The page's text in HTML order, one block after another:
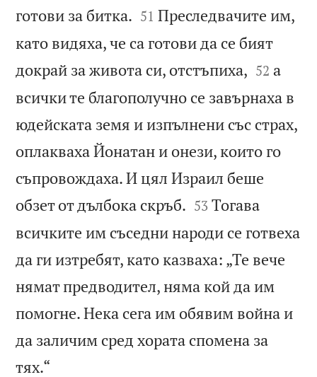
готови за битка. 

51 Преследвачите им,
като видяха, че са готови да се бият
докрай за живота си, отстъпиха, 

52 а
всички те благополучно се завърнаха в
юдейската земя и изпълнени със страх,
оплакваха Йонатан и онези, които го
съпровождаха. И цял Израил беше
обзет от дълбока скръб. 

53 Тогава
всичките им съседни народи се готвеха
да ги изтребят, като казваха: „Те вече
нямат предводител, няма кой да им
помогне. Нека сега им обявим война и
да заличим сред хората спомена за
тях.“